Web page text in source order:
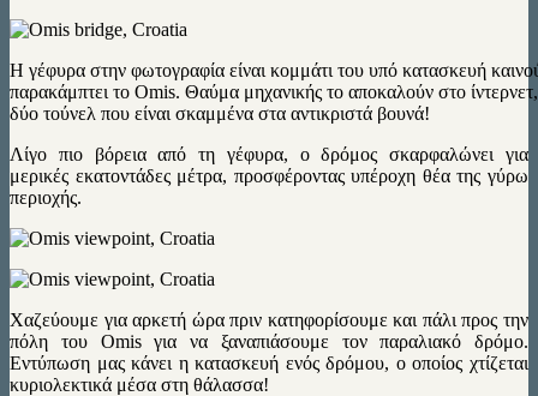
Η γέφυρα στην φωτογραφία είναι κομμάτι του υπό κατασκευή
παρακάμπτει το Omis. Θαύμα μηχανικής το αποκαλούν στο
δύο τούνελ που είναι σκαμμένα στα αντικριστά βουνά!
Λίγο πιο βόρεια από τη γέφυρα, ο δρόμος σκαρφαλώνει για
μερικές εκατοντάδες μέτρα, προσφέροντας υπέροχη θέα της γύρω
περιοχής.
Χαζεύουμε για αρκετή ώρα πριν κατηφορίσουμε και πάλι προς την
πόλη του Omis για να ξαναπιάσουμε τον παραλιακό δρόμο.
Εντύπωση μας κάνει η κατασκευή ενός δρόμου, ο οποίος χτίζεται
κυριολεκτικά μέσα στη θάλασσα!